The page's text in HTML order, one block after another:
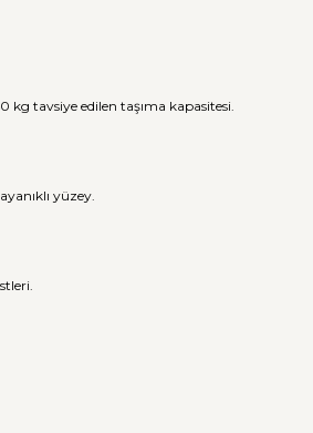
kg tavsiye edilen taşıma kapasitesi.
yüzey.